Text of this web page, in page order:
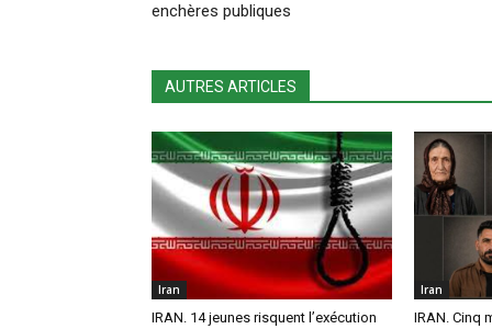
enchères publiques
AUTRES ARTICLES
Iran
IRAN. 14 jeunes risquent l’exécution
Iran
IRAN. Cinq